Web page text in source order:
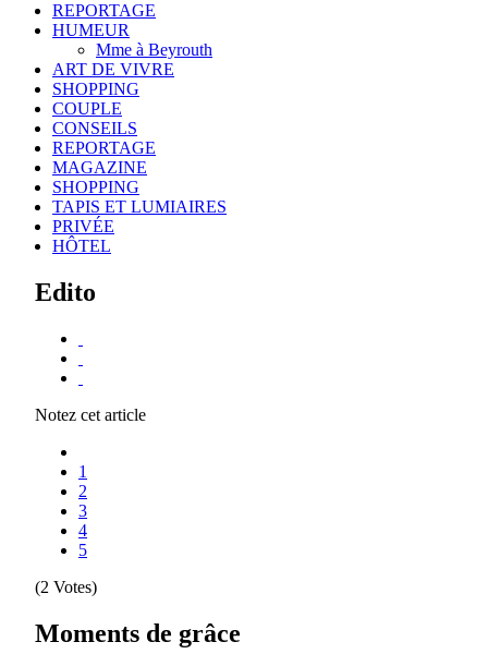
REPORTAGE
HUMEUR
Mme à Beyrouth
ART DE VIVRE
SHOPPING
COUPLE
CONSEILS
REPORTAGE
MAGAZINE
SHOPPING
TAPIS ET LUMIAIRES
PRIVÉE
HÔTEL
Edito
Notez cet article
1
2
3
4
5
(2 Votes)
Moments de grâce